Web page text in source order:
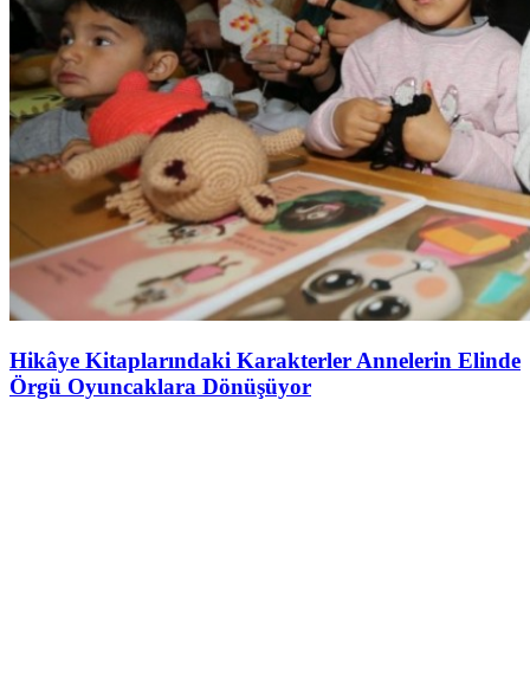
Hikâye Kitaplarındaki Karakterler Annelerin Elinde
Örgü Oyuncaklara Dönüşüyor